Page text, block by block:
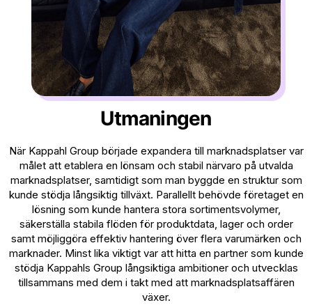
Utmaningen
När Kappahl Group började expandera till marknadsplatser var
målet att etablera en lönsam och stabil närvaro på utvalda
marknadsplatser, samtidigt som man byggde en struktur som
kunde stödja långsiktig tillväxt. Parallellt behövde företaget en
lösning som kunde hantera stora sortimentsvolymer,
säkerställa stabila flöden för produktdata, lager och order
samt möjliggöra effektiv hantering över flera varumärken och
marknader. Minst lika viktigt var att hitta en partner som kunde
stödja Kappahls Group långsiktiga ambitioner och utvecklas
tillsammans med dem i takt med att marknadsplatsaffären
växer.